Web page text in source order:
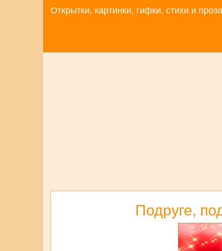
Открытки, картинки, гифки, стихи и
Подруге,